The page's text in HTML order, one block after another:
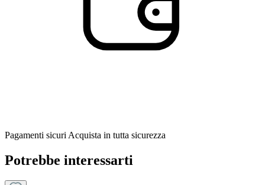
Pagamenti sicuri Acquista in tutta sicurezza
Potrebbe interessarti